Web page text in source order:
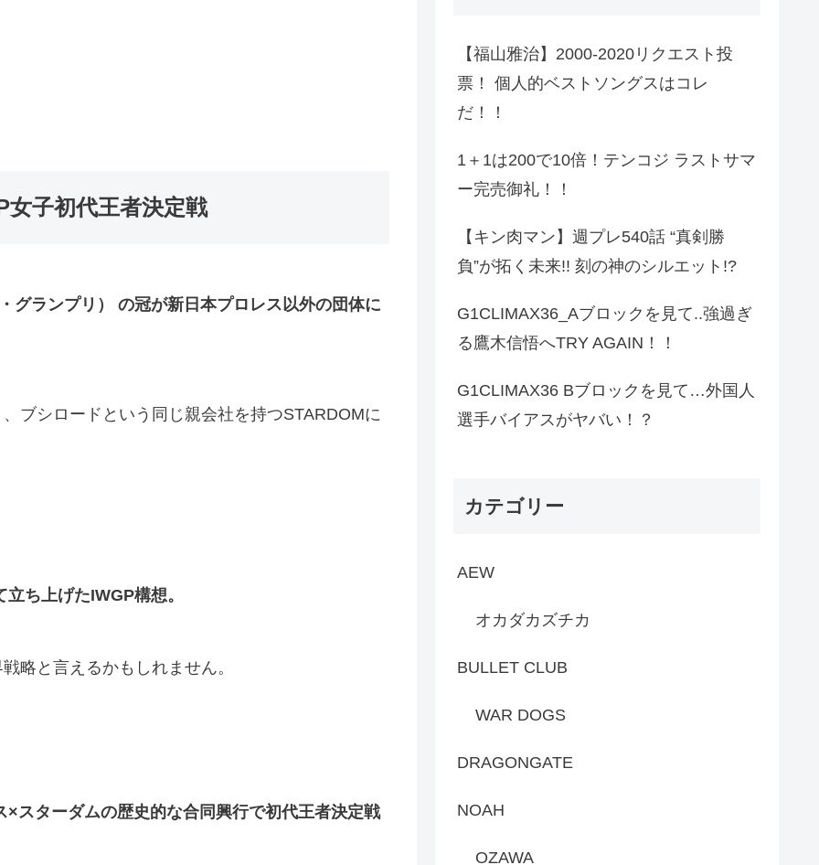
女子初代王者決定戦
グランプリ） の冠が新日本プロレス以外の団体に
ブシロードという同じ親会社を持つSTARDOMに
ち上げたIWGP構想。
略と言えるかもしれません。
スターダムの歴史的な合同興行で初代王者決定戦
【福山雅治】2000-2020リクエスト投
票！ 個人的ベストソングスはコレ
だ！！
1＋1は200で10倍！テンコジ ラストサマ
ー完売御礼！！
【キン肉マン】週プレ540話 “真剣勝
負”が拓く未来!! 刻の神のシルエット!?
G1CLIMAX36_Aブロックを見て..強過ぎ
る鷹木信悟へTRY AGAIN！！
G1CLIMAX36 Bブロックを見て…外国人
選手バイアスがヤバい！？
カテゴリー
AEW
オカダカズチカ
BULLET CLUB
WAR DOGS
DRAGONGATE
NOAH
OZAWA